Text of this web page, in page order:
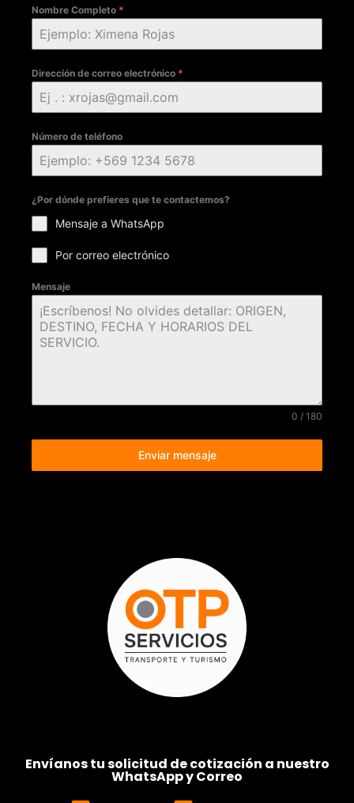
Nombre Completo *
Dirección de correo electrónico *
Número de teléfono
¿Por dónde prefieres que te contactemos?
Mensaje a WhatsApp
Por correo electrónico
Mensaje
0 / 180
Enviar mensaje
Envíanos tu solicitud de cotización a nuestro
WhatsApp y Correo